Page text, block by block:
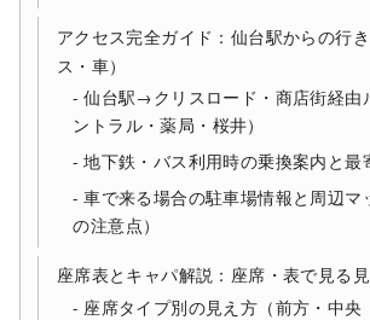
アクセス完全ガイド：仙台駅からの行
ス・車）
仙台駅→クリスロード・商店街経由
ントラル・薬局・桜井）
地下鉄・バス利用時の乗換案内と最
車で来る場合の駐車場情報と周辺マ
の注意点）
座席表とキャパ解説：座席・表で見る
座席タイプ別の見え方（前方・中央